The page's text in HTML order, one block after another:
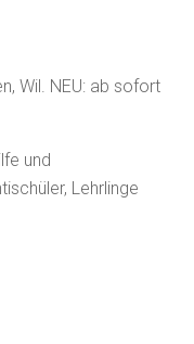
Wil. NEU: ab sofort
und
Lehrlinge